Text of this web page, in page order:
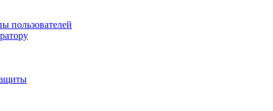
пользователей